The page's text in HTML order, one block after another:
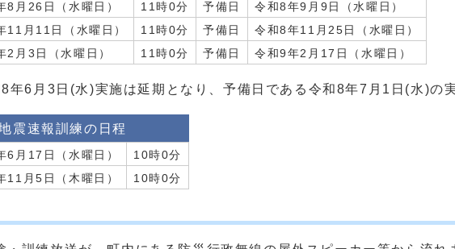
8月26日（水曜日） 11時0分 予備日
令和8年9月9日（水曜日）
11月11日（水曜日） 11時0分 予備日
令和8年11月25日（水曜日）
2月3日（水曜日） 11時0分 予備日 令和9年2月17日（水曜日）
年6月3日(水)実施は延期となり、予備日である令和8年7月1日(水)の
震速報訓練の日程
6月17日（水曜日）
10時0分
11月5日（木曜日） 10時0分